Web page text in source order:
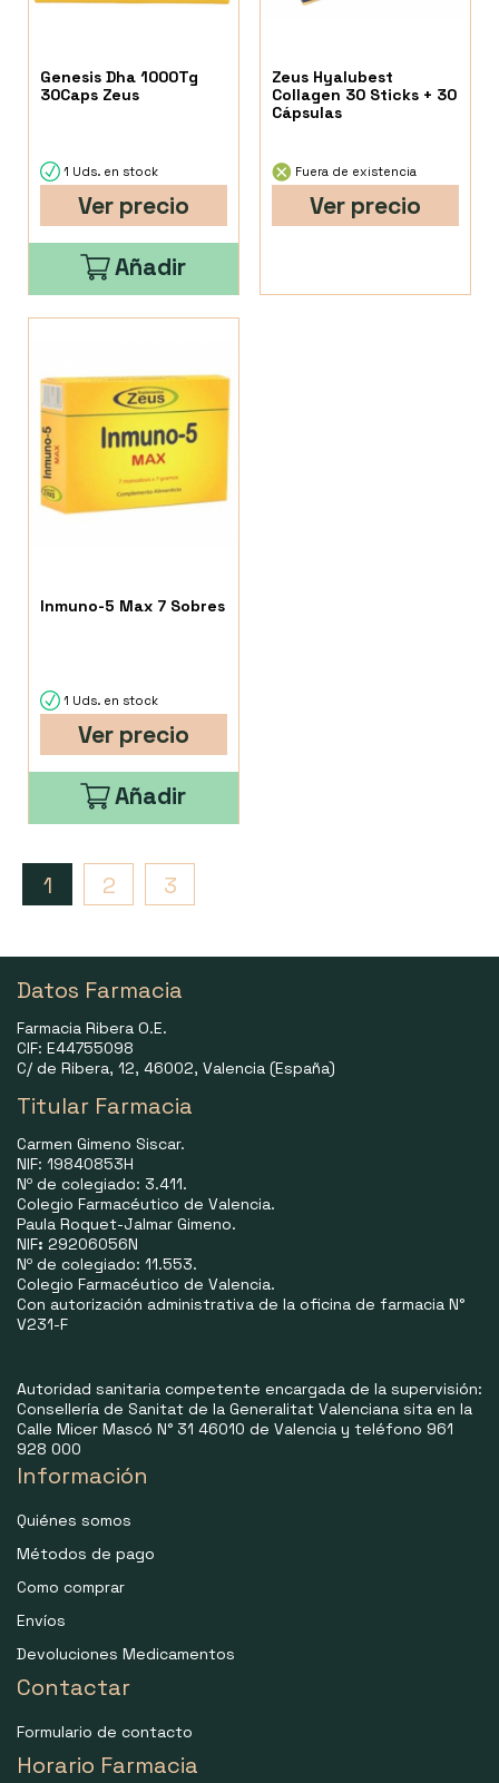
Genesis Dha 1000Tg
30Caps Zeus
1 Uds. en stock
Ver precio
Añadir
Zeus Hyalubest
Collagen 30 Sticks + 30
Cápsulas
Fuera de existencia
Ver precio
Inmuno-5 Max 7 Sobres
1 Uds. en stock
Ver precio
Añadir
1 2 3
Datos Farmacia
Farmacia Ribera O.E.
CIF: E44755098
C/ de Ribera, 12, 46002, Valencia (España)
Titular Farmacia
Carmen Gimeno Siscar.
NIF: 19840853H
Nº de colegiado: 3.411.
Colegio Farmacéutico de Valencia.
Paula Roquet-Jalmar Gimeno.
NIF: 29206056N
Nº de colegiado: 11.553.
Colegio Farmacéutico de Valencia.
Con autorización administrativa de la oficina de farmacia N°
V231-F
Autoridad sanitaria competente encargada de la supervisión:
Consellería de Sanitat de la Generalitat Valenciana sita en la
Calle Micer Mascó N° 31 46010 de Valencia y teléfono 961
928 000
Información
Quiénes somos
Métodos de pago
Como comprar
Envíos
Devoluciones Medicamentos
Contactar
Formulario de contacto
Horario Farmacia